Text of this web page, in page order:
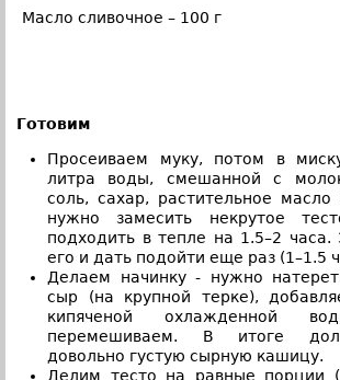
Масло сливочное – 100 г
Готовим
Просеиваем муку, потом в
литра воды, смешанной с
соль, сахар, растительное
нужно замесить некрутое
подходить в тепле на 1.5–2
его и дать подойти еще раз (1–1.5
Делаем начинку - нужно
сыр (на крупной терке),
кипяченой охлажденной
перемешиваем. В итоге
довольно густую сырную кашицу.
Делим тесто на равные порции